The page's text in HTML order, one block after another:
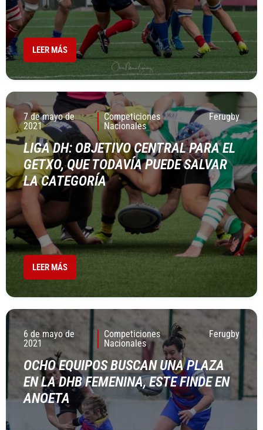
LEER MÁS
7 de mayo de
2021
Competiciones
Nacionales
Ferugby
LIGA DH: OBJETIVO CENTRAL PARA EL
GETXO, QUE TODAVÍA PUEDE SALVAR
LA CATEGORÍA
LEER MÁS
6 de mayo de
2021
Competiciones
Nacionales
Ferugby
OCHO EQUIPOS BUSCAN UNA PLAZA
EN LA DHB FEMENINA, ESTE FINDE EN
ANOETA